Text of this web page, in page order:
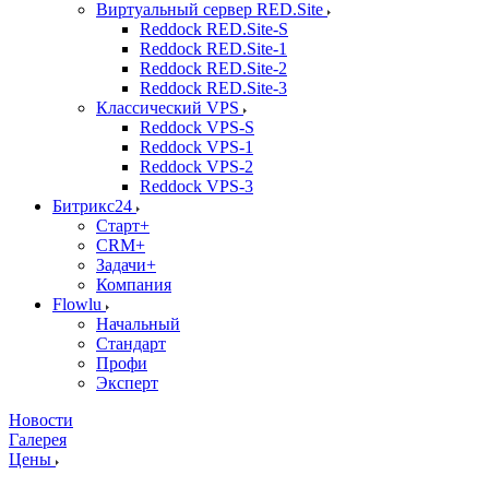
Виртуальный сервер RED.Site
Reddock RED.Site-S
Reddock RED.Site-1
Reddock RED.Site-2
Reddock RED.Site-3
Классический VPS
Reddock VPS-S
Reddock VPS-1
Reddock VPS-2
Reddock VPS-3
Битрикс24
Старт+
CRM+
Задачи+
Компания
Flowlu
Начальный
Стандарт
Профи
Эксперт
Новости
Галерея
Цены